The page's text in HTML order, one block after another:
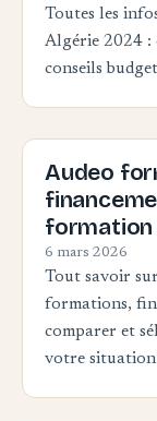
Toutes les
Algérie 2024 :
conseils
Audeo
formation
6 mars 2026
Tout savoir
formations,
comparer et
votre